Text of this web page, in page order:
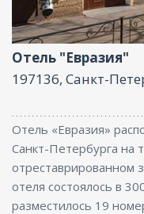
Бар, Интернет
Отель "Евразия"
197136, Санкт-
Отель «Евразия»
Санкт-Петербурга на
отреставрированном
отеля состоялось в
разместилось 19